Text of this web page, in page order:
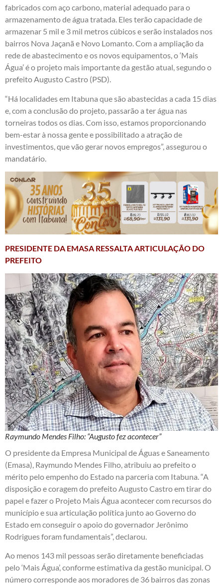
fabricados com aço carbono, material adequado para o
armazenamento de água tratada. Eles terão capacidade de
armazenar 5 mil e 3 mil metros cúbicos e serão instalados nos
bairros Nova Jaçanã e Novo Lomanto. Com a ampliação da
rede de abastecimento e os novos equipamentos, o ‘Mais
Água’ é o projeto mais importante da gestão atual, segundo o
prefeito Augusto Castro (PSD).
“Há localidades em Itabuna que são abastecidas a cada 15 dias
e, com a conclusão do projeto, passarão a ter água nas
torneiras todos os dias. Com isso, estamos proporcionando
bem-estar à nossa gente e possibilitado a atração de
investimentos, que vão gerar novos empregos”, assegurou o
mandatário.
PRESIDENTE DA EMASA RESSALTA ARTICULAÇÃO DO
PREFEITO
Raymundo Mendes Filho: “Augusto fez acontecer”
O presidente da Empresa Municipal de Águas e Saneamento
(Emasa), Raymundo Mendes Filho, atribuiu ao prefeito o
mérito pelo empenho do Estado na parceria com Itabuna. “A
disposição e coragem do prefeito Augusto Castro em tirar do
papel e fazer o Projeto Mais Água acontecer com recursos do
município e sua articulação política junto ao Governo do
Estado em conseguir o apoio do governador Jerônimo
Rodrigues foram fundamentais”, declarou.
Ao menos 143 mil pessoas serão diretamente beneficiadas
pelo ‘Mais Água’, conforme estimativa da gestão municipal. O
número corresponde aos moradores de 36 bairros das zonas